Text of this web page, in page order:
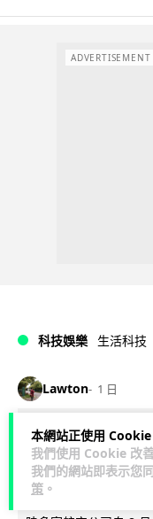
本網站正使用 Cookie
我們使用 Cookie 改
我們的網站即表示您
策 。
ADVERTISEMENT
科技娛樂 生活科技
Lawton 1 日
中國大陸航線
3 個月下調